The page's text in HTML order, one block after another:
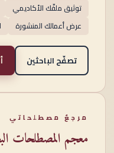
توثيق ملفّك الأكاديمي
عرض أعمالك المنشورة
تصفّح الباحثين
مرجعٌ مصطلحاتي
معجم المصطلحات